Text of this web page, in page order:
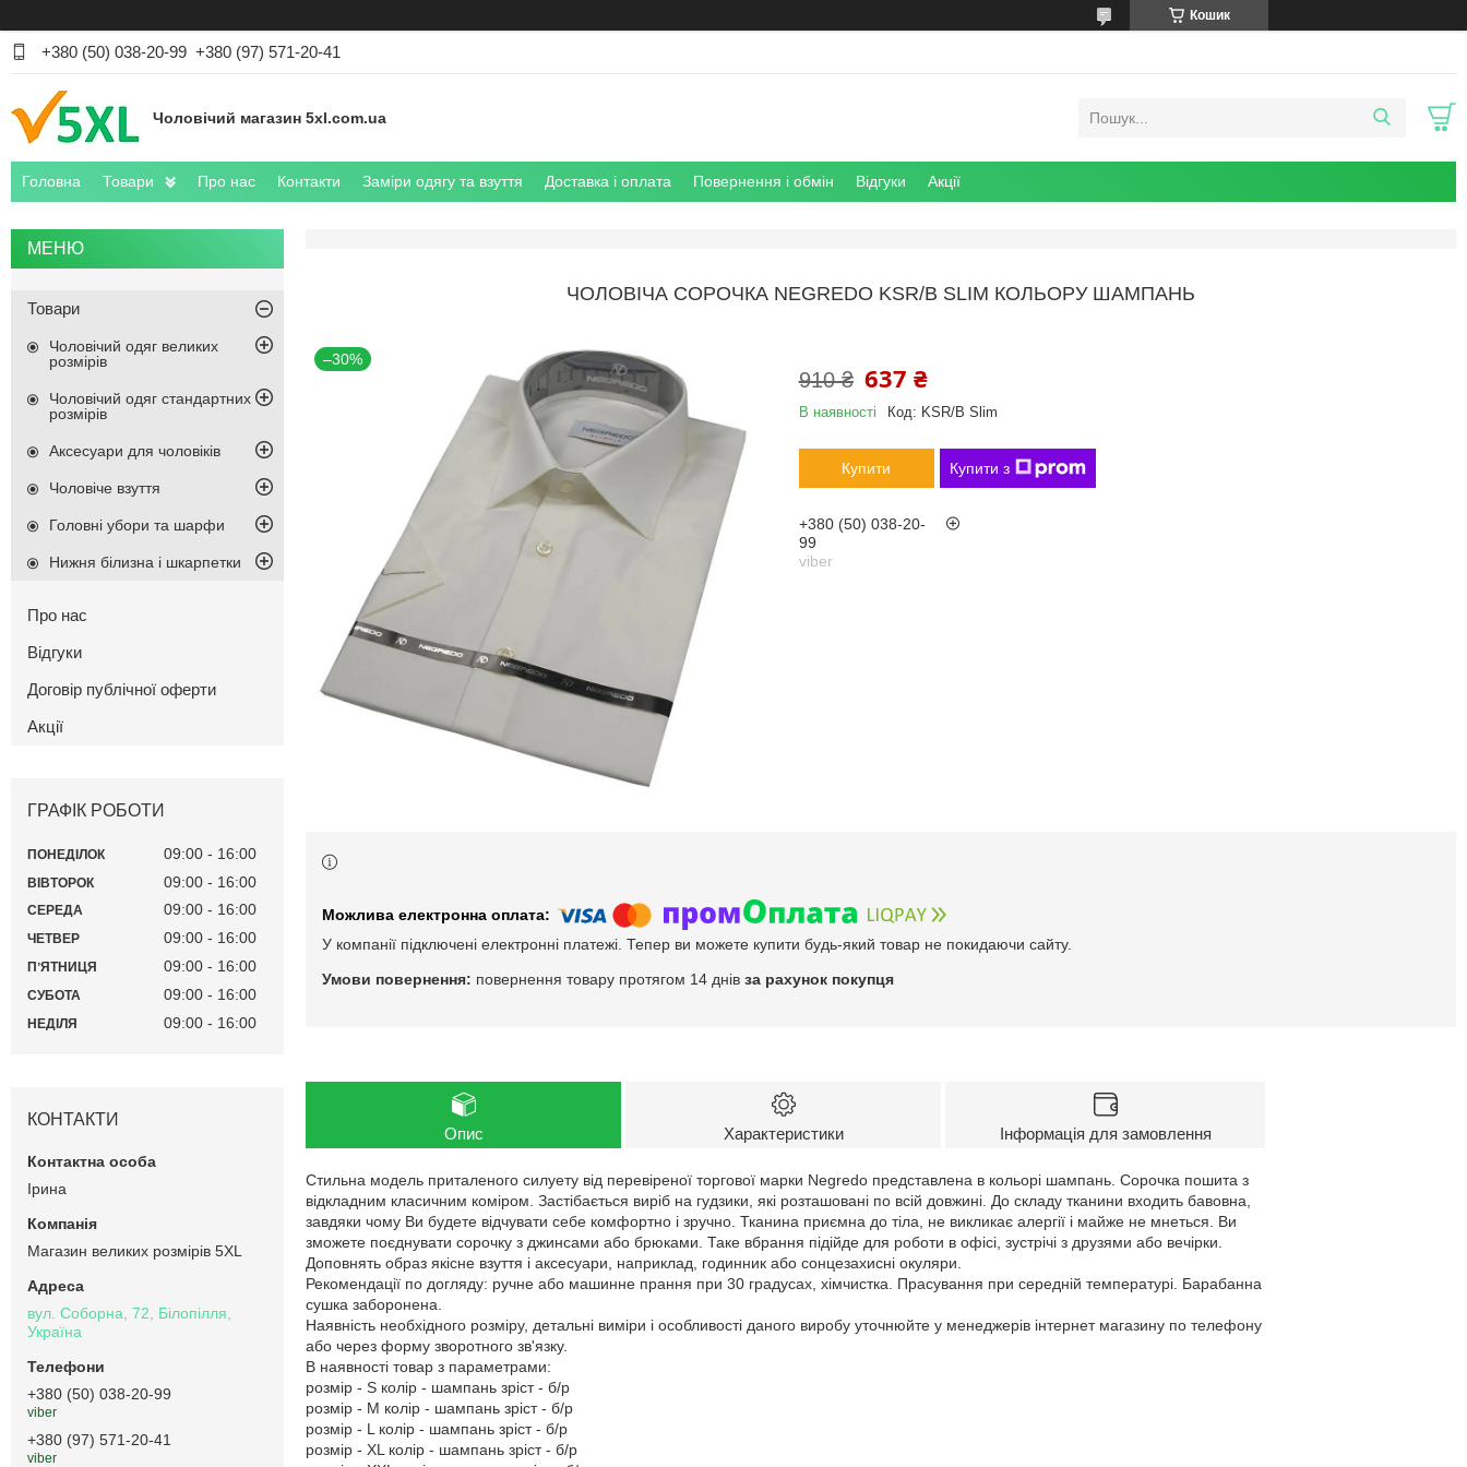
Кошик
+380 (50) 038-20-99 +380 (97) 571-20-41
Чоловічий магазин 5xl.com.ua
Головна Товари Про нас Контакти Заміри одягу та взуття Доставка і оплата Повернення і обмін Відгуки Акції
ЧОЛОВІЧА СОРОЧКА NEGREDO KSR/B SLIM КОЛЬОРУ ШАМПАНЬ
–30%
910 ₴ 637 ₴
В наявності Код: KSR/B Slim
Купити Купити з
+380 (50) 038-20-
99
viber
У компанії підключені електронні платежі. Тепер ви можете купити будь-який товар не покидаючи сайту.
повернення товару протягом 14 днів за рахунок покупця
Опис Характеристики Інформація для замовлення
Стильна модель приталеного силуету від перевіреної торгової марки Negredo представлена в кольорі шампань. Сорочка пошита з
відкладним класичним коміром. Застібається виріб на гудзики, які розташовані по всій довжині. До складу тканини входить бавовна,
завдяки чому Ви будете відчувати себе комфортно і зручно. Тканина приємна до тіла, не викликає алергії і майже не мнеться. Ви
зможете поєднувати сорочку з джинсами або брюками. Таке вбрання підійде для роботи в офісі, зустрічі з друзями або вечірки.
Доповнять образ якісне взуття і аксесуари, наприклад, годинник або сонцезахисні окуляри.
Рекомендації по догляду: ручне або машинне прання при 30 градусах, хімчистка. Прасування при середній температурі. Барабанна
сушка заборонена.
Наявність необхідного розміру, детальні виміри і особливості даного виробу уточнюйте у менеджерів інтернет магазину по телефону
або через форму зворотного зв'язку.
В наявності товар з параметрами:
розмір - S колір - шампань зріст - б/р
розмір - M колір - шампань зріст - б/р
розмір - L колір - шампань зріст - б/р
розмір - XL колір - шампань зріст - б/р
Товари
Чоловічий одяг великих
розмірів
Чоловічий одяг стандартних
розмірів
Аксесуари для чоловіків
Чоловіче взуття
Головні убори та шарфи
Нижня білизна і шкарпетки
Про нас
Відгуки
Договір публічної оферти
Акції
ГРАФІК РОБОТИ
ПОНЕДІЛОК 09:00 16:00
ВІВТОРОК 09:00 16:00
СЕРЕДА 09:00 16:00
ЧЕТВЕР 09:00 16:00
ПʼЯТНИЦЯ 09:00 16:00
СУБОТА 09:00 16:00
НЕДІЛЯ 09:00 16:00
КОНТАКТИ
Ірина
Магазин великих розмірів 5XL
вул. Соборна, 72, Білопілля,
Україна
+380 (50) 038-20-99
viber
+380 (97) 571-20-41
viber